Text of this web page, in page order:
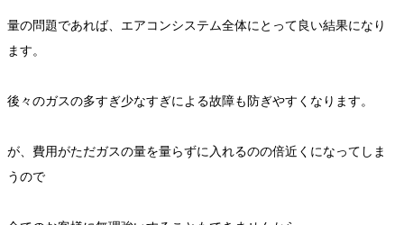
量の問題であれば、エアコンシステム全体にとって良い結果になり
ます。
後々のガスの多すぎ少なすぎによる故障も防ぎやすくなります。
が、費用がただガスの量を量らずに入れるのの倍近くになってしま
うので